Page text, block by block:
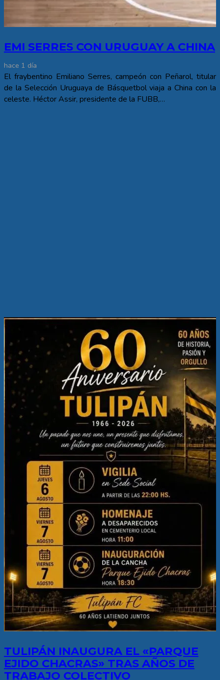
EMI SERRES CON URUGUAY A CHINA
hace 1 día
El fraybentino Emiliano Serres, campeón con Peñarol, titular
de la Selección Uruguaya de Básquetbol viaja a China con la
celeste. Héctor Assir, presidente de la FUBB,…
TULIPÁN INAUGURA EL «PARQUE
EJIDO CHACRAS» TRAS AÑOS DE
TRABAJO COLECTIVO